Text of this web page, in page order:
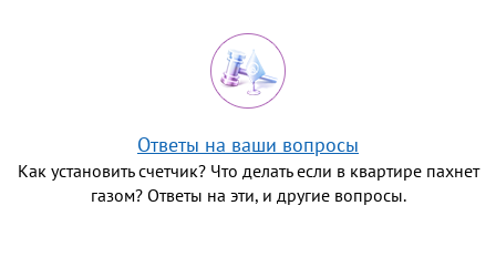
Ответы на ваши вопросы
Как установить счетчик? Что делать если в квартире пахнет
газом? Ответы на эти, и другие вопросы.